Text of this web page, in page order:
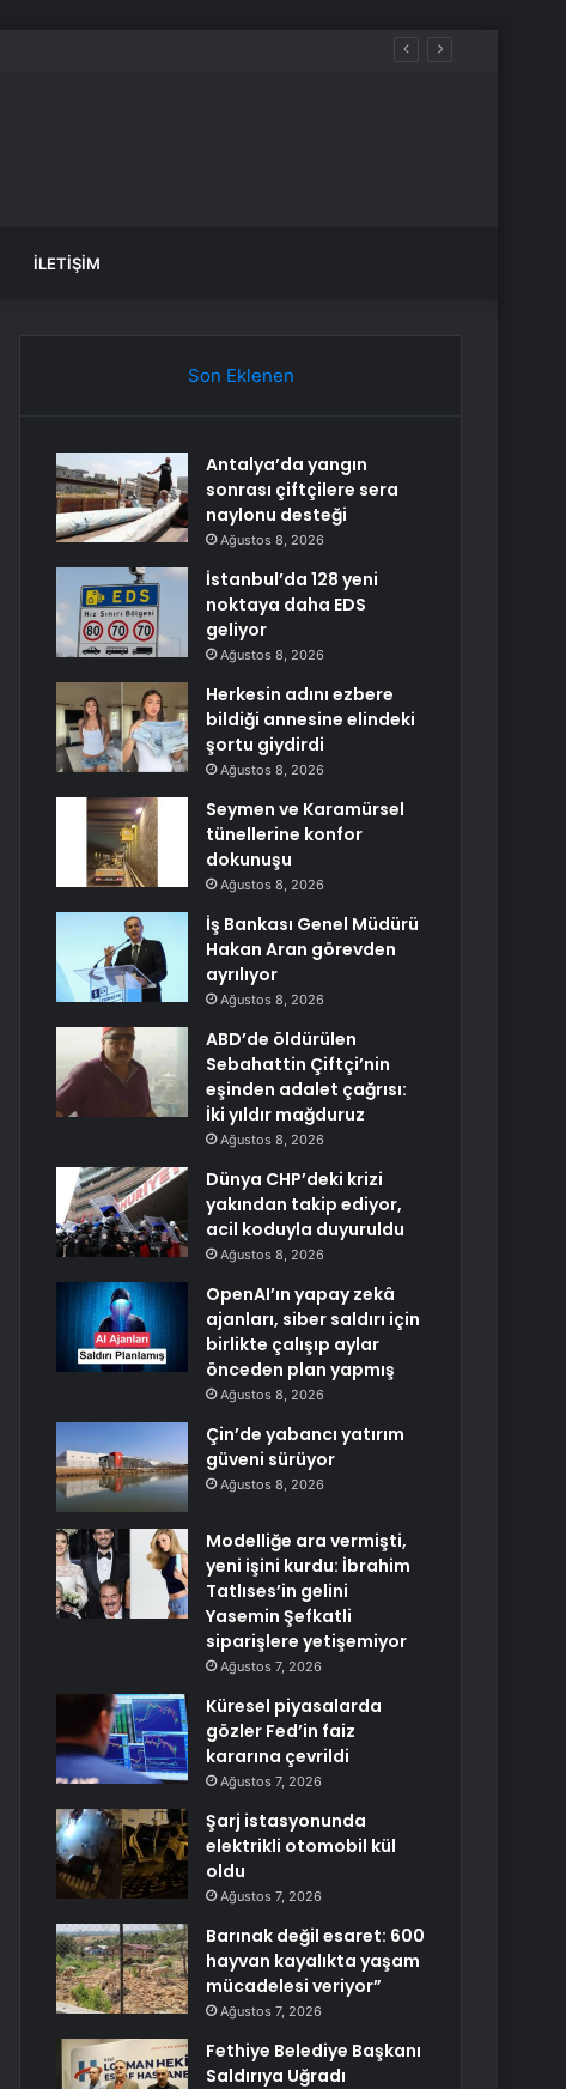
İLETIŞIM
Son Eklenen
Antalya’da yangın
sonrası çiftçilere sera
naylonu desteği
Ağustos 8, 2026
İstanbul’da 128 yeni
noktaya daha EDS
geliyor
Ağustos 8, 2026
Herkesin adını ezbere
bildiği annesine elindeki
şortu giydirdi
Ağustos 8, 2026
Seymen ve Karamürsel
tünellerine konfor
dokunuşu
Ağustos 8, 2026
İş Bankası Genel Müdürü
Hakan Aran görevden
ayrılıyor
Ağustos 8, 2026
ABD’de öldürülen
Sebahattin Çiftçi’nin
eşinden adalet çağrısı:
İki yıldır mağduruz
Ağustos 8, 2026
Dünya CHP’deki krizi
yakından takip ediyor,
acil koduyla duyuruldu
Ağustos 8, 2026
OpenAI’ın yapay zekâ
ajanları, siber saldırı için
birlikte çalışıp aylar
önceden plan yapmış
Ağustos 8, 2026
Çin’de yabancı yatırım
güveni sürüyor
Ağustos 8, 2026
Modelliğe ara vermişti,
yeni işini kurdu: İbrahim
Tatlıses’in gelini
Yasemin Şefkatli
siparişlere yetişemiyor
Ağustos 7, 2026
Küresel piyasalarda
gözler Fed’in faiz
kararına çevrildi
Ağustos 7, 2026
Şarj istasyonunda
elektrikli otomobil kül
oldu
Ağustos 7, 2026
Barınak değil esaret: 600
hayvan kayalıkta yaşam
mücadelesi veriyor”
Ağustos 7, 2026
Fethiye Belediye Başkanı
Saldırıya Uğradı